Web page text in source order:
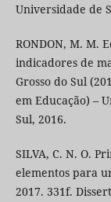
Universidade de
RONDON, M. M.
indicadores de
Grosso do Sul
em Educação) –
Sul, 2016.
SILVA, C. N. O.
elementos para
2017. 331f.